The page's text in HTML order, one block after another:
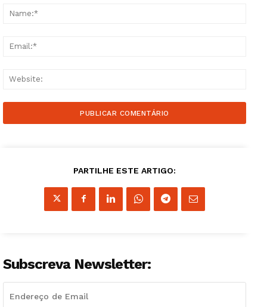
SUBSCREVA JÁ!
Institucional
Artigos
PARTILHE ESTE ARTIGO:
Subscreva Newsletter: